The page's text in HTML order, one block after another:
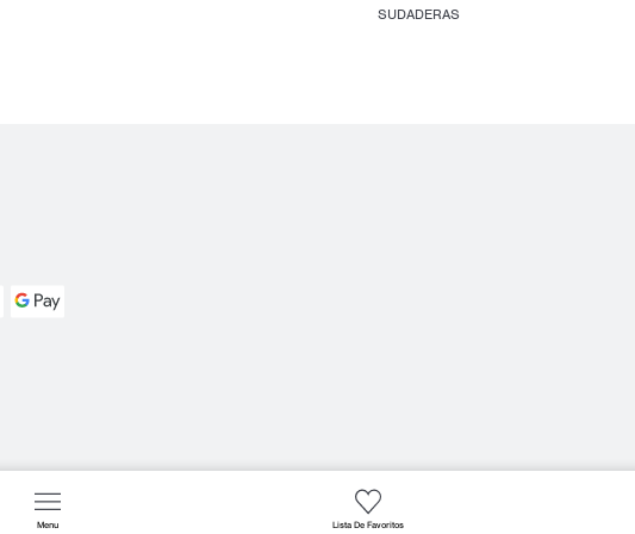
SUDADERAS
Menu Lista De Favoritos